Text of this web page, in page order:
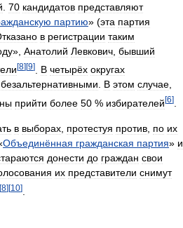
70 кандидатов представляют
партию» (эта партия
в регистрации таким
», Анатолий Левкович бывший
[8][9] В четырёх округах
безальтернативными. В этом случае,
прийти более 50 % избирателей [6]
в выборах протестуя против по их
Объединённая гражданская партия» и
донести до граждан свои
их представители снимут
[8][10]